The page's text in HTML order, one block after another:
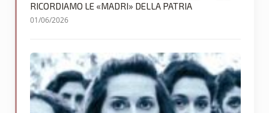
RICORDIAMO LE «MADRI» DELLA PATRIA
01/06/2026